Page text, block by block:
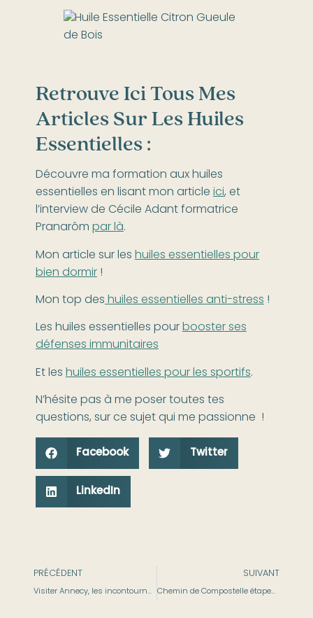
Retrouve Ici Tous Mes
Articles Sur Les Huiles
Essentielles :
Découvre ma formation aux huiles
essentielles en lisant mon articleici, et
l’interview de Cécile Adant formatrice
Pranarômpar là.
Mon article sur leshuiles essentielles pour
bien dormir!
Mon top deshuiles essentielles anti-stress!
Les huiles essentielles pourbooster ses
défenses immunitaires
Et leshuiles essentielles pour les sportifs.
N’hésite pas à me poser toutes tes
questions, sur ce sujet qui me passionne !
Facebook Twitter
LinkedIn
PRÉCÉDENT
Visiter Annecy, les incontournables
SUIVANT
Chemin de Compostelle étapes et itinéraires.